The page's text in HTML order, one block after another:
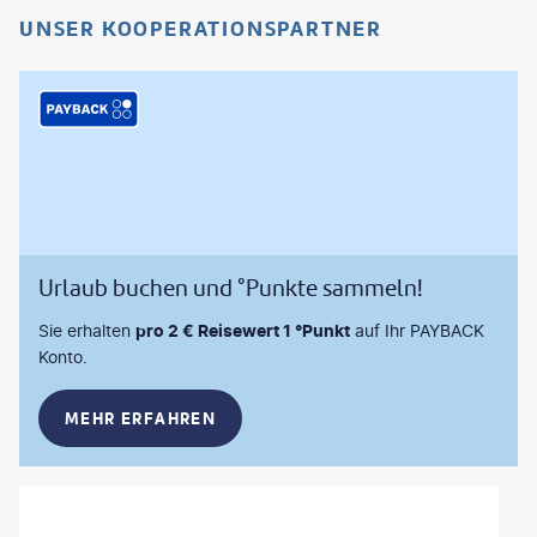
UNSER KOOPERATIONSPARTNER
Urlaub buchen und °Punkte sammeln!
Sie erhalten pro 2 € Reisewert 1 °Punkt auf Ihr PAYBACK
Konto.
MEHR ERFAHREN